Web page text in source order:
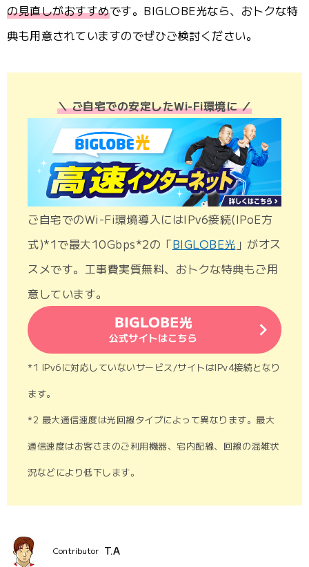
の見直しがおすすめです。BIGLOBE光なら、おトクな特
典も用意されていますのでぜひご検討ください。
＼ ご自宅での安定したWi-Fi環境に ／
ご自宅でのWi-Fi環境導入にはIPv6接続(IPoE方
式)*1で最大10Gbps*2の「BIGLOBE光 」がオス
スメです。工事費実質無料、おトクな特典もご用
意しています。
*1 IPv6に対応していないサービス/サイトはIPv4接続となり
ます。
*2 最大通信速度は光回線タイプによって異なります。最大
通信速度はお客さまのご利用機器、宅内配線、回線の混雑状
況などにより低下します。
Contributor T.A